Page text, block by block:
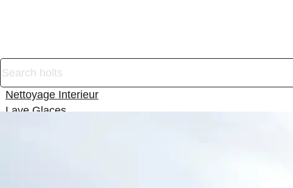
Nettoyage Exterieur
Nettoyage Interieur
Lave Glaces